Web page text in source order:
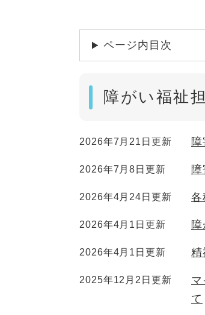
ページ内目次
障がい福祉
2026年7月21日更新
2026年7月8日更新
2026年4月24日更新 各
2026年4月1日更新
2026年4月1日更新 精
2025年12月2日更新
て